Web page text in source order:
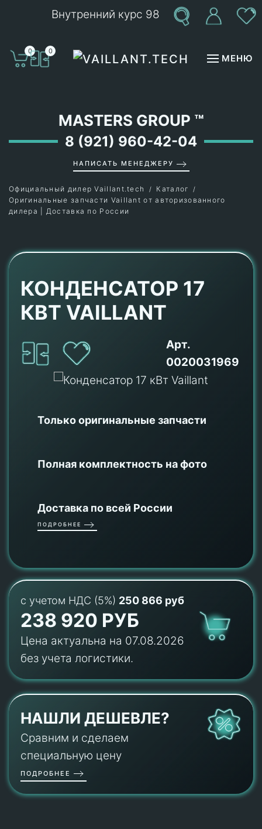
Внутренний курс 98
0 0
МЕНЮ
MASTERS GROUP ™
8 (921) 960-42-04
НАПИСАТЬ МЕНЕДЖЕРУ
Официальный дилер Vaillant.tech
Каталог
Оригинальные запчасти Vaillant от авторизованного
дилера | Доставка по России
КОНДЕНСАТОР 17
КВТ VAILLANT
Арт.
0020031969
Только оригинальные запчасти
Полная комплектность на фото
Доставка по всей России
ПОДРОБНЕЕ
с учетом НДС (5%) 250 866 руб
238 920 РУБ
Цена актуальна на 07.08.2026
без учета логистики.
НАШЛИ ДЕШЕВЛЕ?
Сравним и сделаем
специальную цену
ПОДРОБНЕЕ